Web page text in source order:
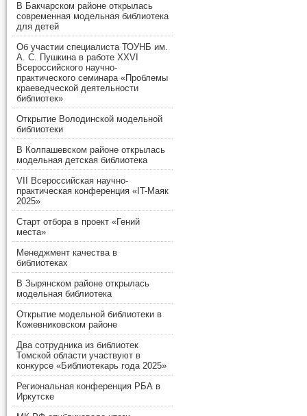
В Бакчарском районе открылась
современная модельная библиотека
для детей
Об участии специалиста ТОУНБ им.
А. С. Пушкина в работе XXVI
Всероссийского научно-
практического семинара «Проблемы
краеведческой деятельности
библиотек»
Открытие Володинской модельной
библиотеки
В Колпашевском районе открылась
модельная детская библиотека
VII Всероссийская научно-
практическая конференция «IT-Маяк
2025»
Старт отбора в проект «Гений
места»
Менеджмент качества в
библиотеках
В Зырянском районе открылась
модельная библиотека
Открытие модельной библиотеки в
Кожевниковском районе
Два сотрудника из библиотек
Томской области участвуют в
конкурсе «Библиотекарь года 2025»
Региональная конференция РБА в
Иркутске